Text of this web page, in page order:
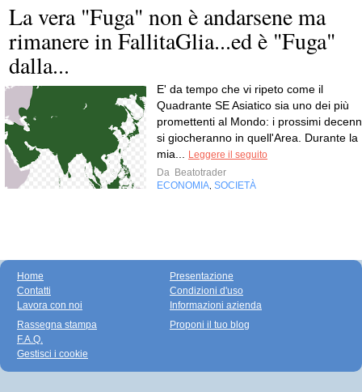
La vera "Fuga" non è andarsene ma
rimanere in FallitaGlia...ed è "Fuga"
dalla...
E' da tempo che vi ripeto come il
Quadrante SE Asiatico sia uno dei più
promettenti al Mondo: i prossimi
si giocheranno in quell'Area. Durante la
mia...
Leggere il seguito
Da Beatotrader
ECONOMIA SOCIETÀ
Home
Contatti
Lavora con noi
Presentazione
Condizioni d'uso
Informazioni azienda
Rassegna stampa
F.A.Q.
Gestisci i cookie
Proponi il tuo blog